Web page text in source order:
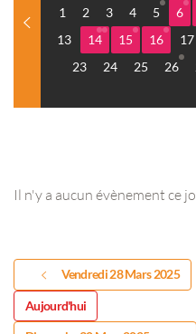
1 2 3 4 5 6
13
14 15 16 17
23
24 25 26
Il n'y a aucun évènement ce
Vendredi 28 Mars 2025
Aujourd'hui